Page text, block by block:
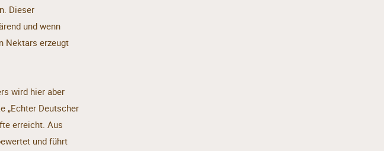
Dieser
und wenn
Nektars erzeugt
wird hier aber
„Echter Deutscher
erreicht. Aus
und führt